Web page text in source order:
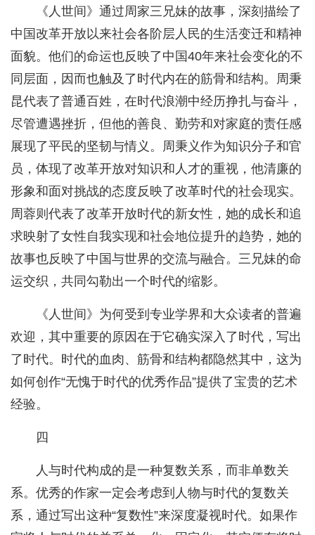
《人世间》通过周家三兄妹的故事，深刻描绘了
中国改革开放以来社会各阶层人民的生活变迁和精神
面貌。他们的命运也反映了中国40年来社会变化的不
同层面，因而也触及了时代内在的筋骨和结构。周秉
昆代表了普通百姓，在时代浪潮中经历挣扎与奋斗，
尽管遭遇挫折，但他的善良、勤劳和对家庭的责任感
展现了平民的坚韧与情义。周秉义作为知识分子和官
员，体现了改革开放对知识和人才的重视，他清廉的
形象和面对挑战的态度反映了改革时代的社会现实。
周蓉则代表了改革开放时代的新女性，她的成长和追
求映射了女性自我实现和社会地位提升的趋势，她的
故事也反映了中国与世界的交流与融合。三兄妹的命
运交织，共同勾勒出一个时代的缩影。
《人世间》为何受到专业学界和大众读者的普遍
欢迎，其中重要的原因在于它确实深入了时代，写出
了时代。时代的血肉、筋骨和结构都隐然其中，这为
如何创作“无愧于时代的优秀作品”提供了宝贵的艺术
经验。
四
人与时代构成的是一种复数关系，而非单数关
系。优秀的作家一定会考虑到人物与时代的复数关
系，通过写出这种“复数性”来深度凝视时代。如果作